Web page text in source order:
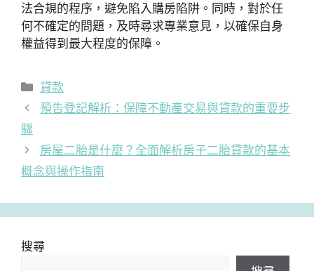
法合規的程序，避免陷入購房陷阱。同時，對於任
何不確定的問題，及時尋求專業意見，以確保自身
權益得到最大程度的保障。
分
類
貸款
預告登記解析：保障不動產交易與貸款的重要步
驟
房屋二胎是什麼？全面解析房子二胎貸款的基本
概念與操作指南
搜尋